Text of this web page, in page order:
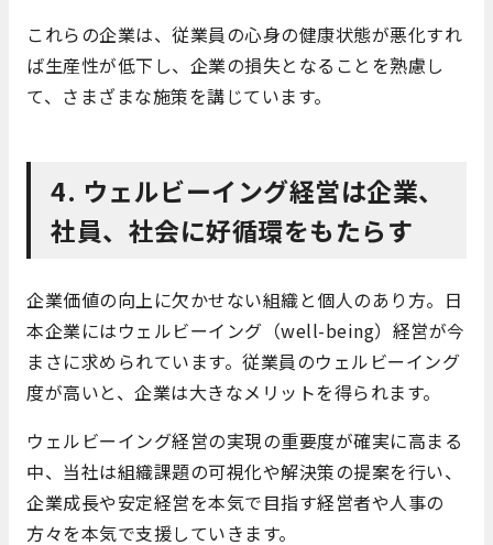
これらの企業は、従業員の心身の健康状態が悪化すれ
ば生産性が低下し、企業の損失となることを熟慮し
て、さまざまな施策を講じています。
4. ウェルビーイング経営は企業、
社員、社会に好循環をもたらす
企業価値の向上に欠かせない組織と個人のあり方。日
本企業にはウェルビーイング（well-being）経営が今
まさに求められています。従業員のウェルビーイング
度が高いと、企業は大きなメリットを得られます。
ウェルビーイング経営の実現の重要度が確実に高まる
中、当社は組織課題の可視化や解決策の提案を行い、
企業成長や安定経営を本気で目指す経営者や人事の
方々を本気で支援していきます。